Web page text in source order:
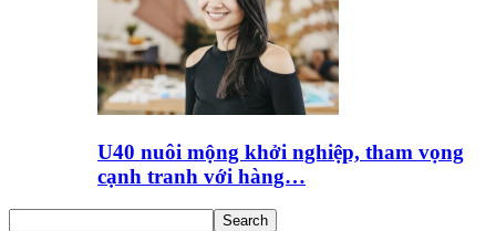
U40 nuôi mộng khởi nghiệp, tham vọng
cạnh tranh với hàng…